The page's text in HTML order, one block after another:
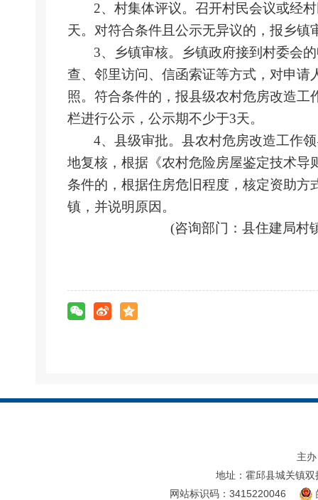
2、村集体评议。召开村民会议或经
天。对符合条件且公示无异议的，报乡镇
3、乡镇审核。乡镇政府接到村委会
查、邻里访问、信函索证等方式，对申
照。符合条件的，报县级农村危房改造
栏进行公示，公示期不少于3天。
4、县级审批。县农村危房改造工作
地复核，根据《农村危险房屋鉴定技术
条件的，根据住房危旧程度，核定资助
镇，并说明原因。
(咨询部门：县住建局
主
地址：霍邱县城关镇双
网站标识码：3415220046